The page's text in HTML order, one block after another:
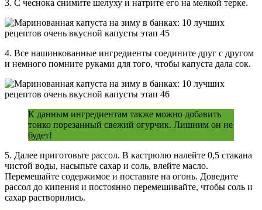
3. С чеснока снимите шелуху и натрите его на мелкой терке.
4. Все нашинкованные ингредиенты соедините друг с другом
и немного помните руками для того, чтобы капуста дала сок.
К данным ингредиентам также можно добавить
тонко порезанный свежий огурчик. Лишним он не
будет!
5. Далее приготовьте рассол. В кастрюлю налейте 0,5 стакана
чистой воды, насыпьте сахар и соль, влейте масло.
Перемешайте содержимое и поставьте на огонь. Доведите
рассол до кипения и постоянно перемешивайте, чтобы соль и
сахар растворились.